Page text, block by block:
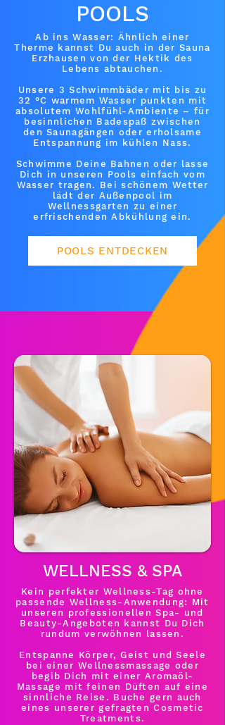
POOLS
Ab ins Wasser: Ähnlich einer
Therme kannst Du auch in der Sauna
Erzhausen von der Hektik des
Lebens abtauchen.
Unsere 3 Schwimmbäder mit bis zu
32 °C warmem Wasser punkten mit
absolutem Wohlfühl-Ambiente – für
besinnlichen Badespaß zwischen
den Saunagängen oder erholsame
Entspannung im kühlen Nass.
Schwimme Deine Bahnen oder lasse
Dich in unseren Pools einfach vom
Wasser tragen. Bei schönem Wetter
lädt der Außenpool im
Wellnessgarten zu einer
erfrischenden Abkühlung ein.
POOLS ENTDECKEN
WELLNESS & SPA
Kein perfekter Wellness-Tag ohne
passende Wellness-Anwendung: Mit
unseren professionellen Spa- und
Beauty-Angeboten kannst Du Dich
rundum verwöhnen lassen.
Entspanne Körper, Geist und Seele
bei einer Wellnessmassage oder
begib Dich mit einer Aromaöl-
Massage mit feinen Düften auf eine
sinnliche Reise. Buche gern auch
eines unserer gefragten Cosmetic
Treatments.